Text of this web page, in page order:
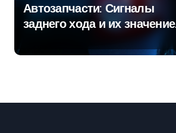
Автозапчасти: Сигналы
заднего хода и их значение
для безопасности на дороге